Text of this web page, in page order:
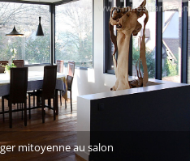
mitoyenne au salon